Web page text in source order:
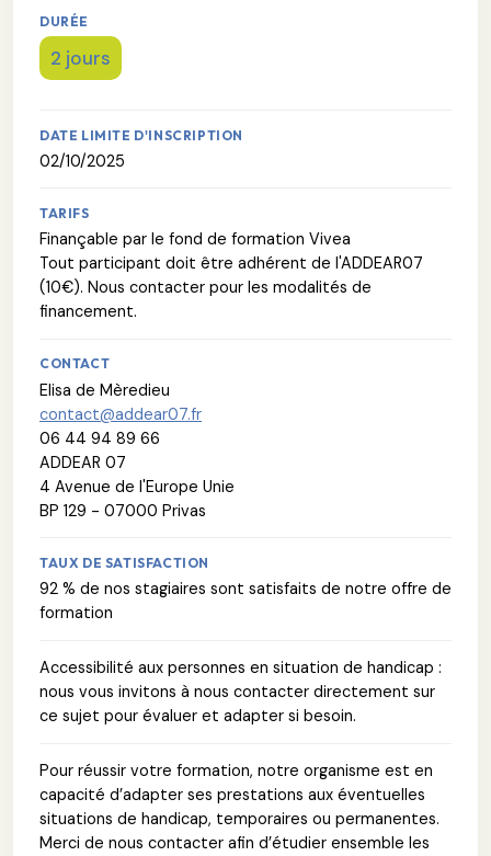
DURÉE
2 jours
DATE LIMITE D'INSCRIPTION
02/10/2025
TARIFS
Finançable par le fond de formation Vivea
Tout participant doit être adhérent de l'ADDEAR07
(10€). Nous contacter pour les modalités de
financement.
CONTACT
Elisa de Mèredieu
contact@addear07.fr
06 44 94 89 66
ADDEAR 07
4 Avenue de l'Europe Unie
BP 129 - 07000 Privas
TAUX DE SATISFACTION
92 % de nos stagiaires sont satisfaits de notre offre de
formation
Accessibilité aux personnes en situation de handicap :
nous vous invitons à nous contacter directement sur
ce sujet pour évaluer et adapter si besoin.
Pour réussir votre formation, notre organisme est en
capacité d’adapter ses prestations aux éventuelles
situations de handicap, temporaires ou permanentes.
Merci de nous contacter afin d’étudier ensemble les